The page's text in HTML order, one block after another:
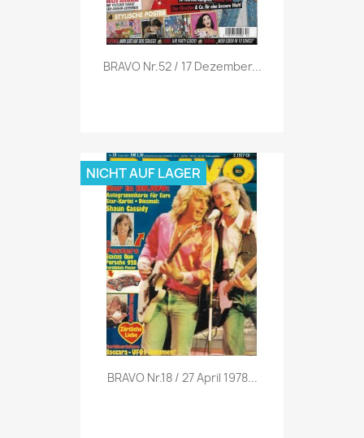
Vorschau
BRAVO Nr.52 / 17 Dezember...
Vorschau
BRAVO Nr.18 / 27 April 1978...
NICHT AUF LAGER